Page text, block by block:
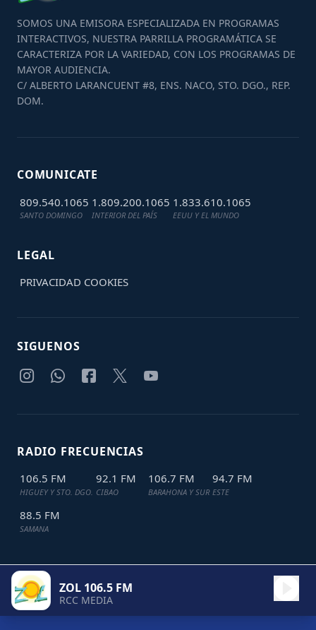
SOMOS UNA EMISORA ESPECIALIZADA EN PROGRAMAS
INTERACTIVOS, NUESTRA PARRILLA PROGRAMÁTICA SE
CARACTERIZA POR LA VARIEDAD, CON LOS PROGRAMAS DE
MAYOR AUDIENCIA.
C/ ALBERTO LARANCUENT #8, ENS. NACO, STO. DGO., REP.
DOM.
COMUNICATE
809.540.1065
SANTO DOMINGO
1.809.200.1065
INTERIOR DEL PAÍS
1.833.610.1065
EEUU Y EL MUNDO
LEGAL
PRIVACIDAD COOKIES
SIGUENOS
RADIO FRECUENCIAS
106.5 FM
HIGUEY Y STO. DGO.
92.1 FM
CIBAO
106.7 FM
BARAHONA Y SUR
94.7 FM
ESTE
88.5 FM
SAMANA
TODOS LOS DERECHOS RESERVADOS © 2024
ZOL 106.5 FM
RCC MEDIA